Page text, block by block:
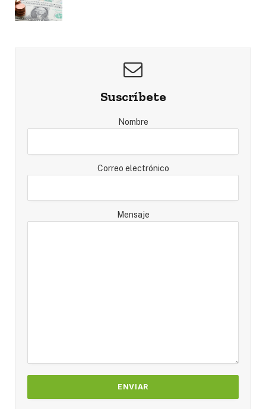
Suscríbete
Nombre
Correo electrónico
Mensaje